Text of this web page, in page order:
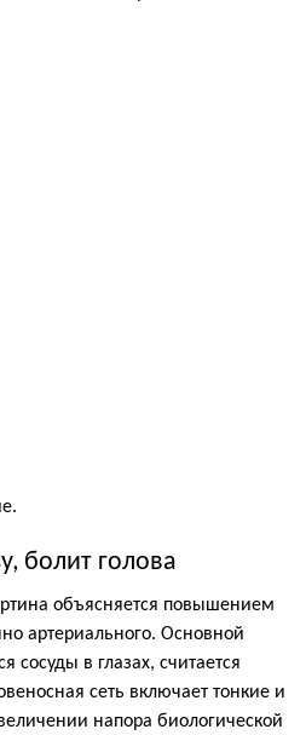
болит голова
объясняется повышением
артериального. Основной
сосуды в глазах, считается
сеть включает тонкие и
напора биологической